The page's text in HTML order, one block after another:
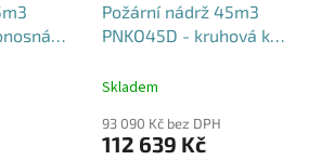
Požární nádrž 45m3
PNKO45D - kruhová k
Skladem
93 090 Kč bez DPH
112 639 Kč